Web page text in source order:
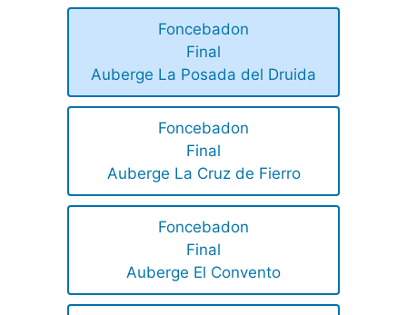
Foncebadon
Final
Auberge La Posada del Druida
Foncebadon
Final
Auberge La Cruz de Fierro
Foncebadon
Final
Auberge El Convento